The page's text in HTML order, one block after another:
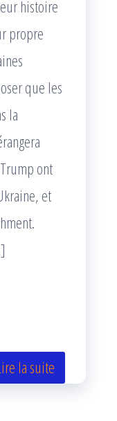
histoire
propre
que les
la
ont
et
la suite